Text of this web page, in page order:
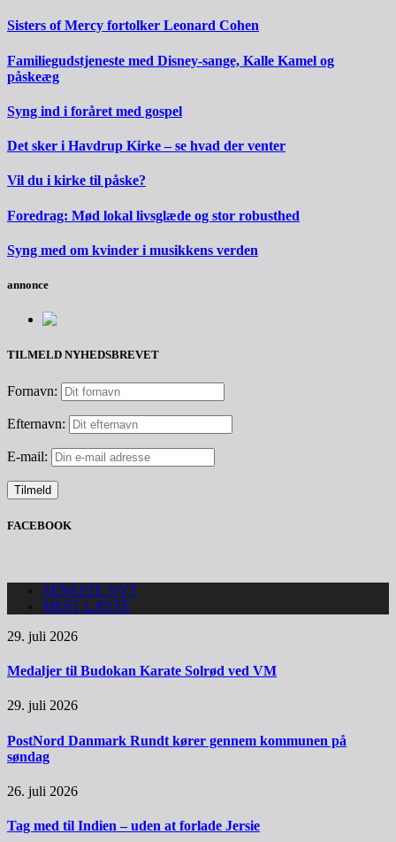
Sisters of Mercy fortolker Leonard Cohen
Familiegudstjeneste med Disney-sange, Kalle Kamel og
påskeæg
Syng ind i foråret med gospel
Det sker i Havdrup Kirke – se hvad der venter
Vil du i kirke til påske?
Foredrag: Mød lokal livsglæde og stor robusthed
Syng med om kvinder i musikkens verden
annonce
TILMELD NYHEDSBREVET
Fornavn:
Efternavn:
E-mail:
FACEBOOK
SENESTE NYT
MEST LÆSTE
29. juli 2026
Medaljer til Budokan Karate Solrød ved VM
29. juli 2026
PostNord Danmark Rundt kører gennem kommunen på
søndag
26. juli 2026
Tag med til Indien – uden at forlade Jersie